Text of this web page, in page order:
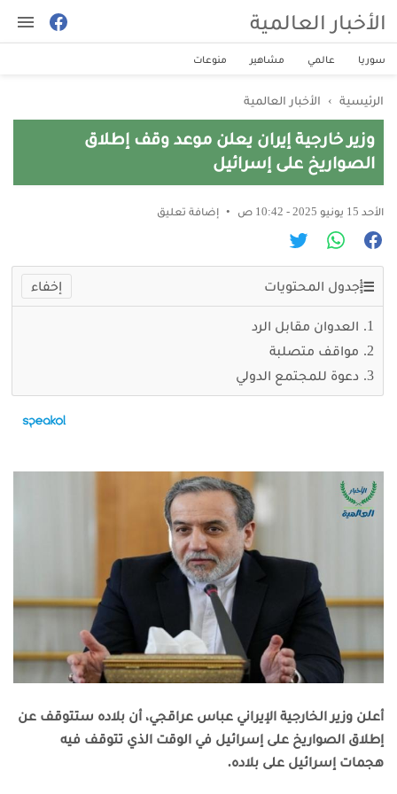
الأخبار العالمية
سوريا عالمي مشاهير منوعات
الرئيسية › الأخبار العالمية
وزير خارجية إيران يعلن موعد وقف إطلاق
الصواريخ على إسرائيل
الأحد 15 يونيو 2025 - 10:42 ص إضافة تعليق
جدول المحتويات
العدوان مقابل الرد
مواقف متصلبة
دعوة للمجتمع الدولي
أعلن وزير الخارجية الإيراني عباس عراقجي، أن بلاده ستتوقف عن
إطلاق الصواريخ على إسرائيل في الوقت الذي تتوقف فيه
هجمات إسرائيل على بلاده.